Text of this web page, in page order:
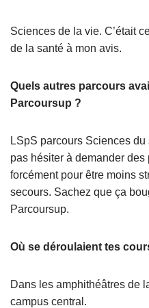
Sciences de la vie. C’était
de la santé à mon avis.
Quels autres parcours
Parcoursup ?
LSpS parcours Sciences
pas hésiter à demander
forcément pour être moins
secours. Sachez que ça
Parcoursup.
Où se déroulaient tes
Dans les amphithéâtres de
campus central.